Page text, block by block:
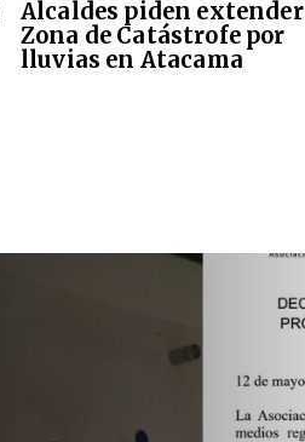
Alcaldes piden extender
Zona de Catástrofe por
lluvias en Atacama